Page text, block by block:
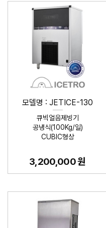
모델명 : JETICE-130
큐빅얼음제빙기
공냉식(100Kg/일)
CUBIC형상
3,200,000 원